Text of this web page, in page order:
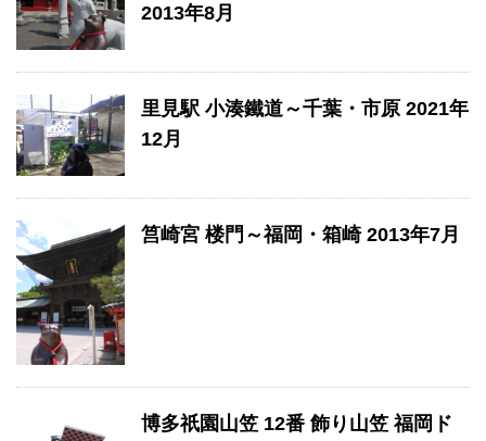
2013年8月
里見駅 小湊鐵道～千葉・市原 2021年
12月
筥崎宮 楼門～福岡・箱崎 2013年7月
博多祇園山笠 12番 飾り山笠 福岡ド